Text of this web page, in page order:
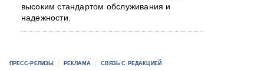
высоким стандартом обслуживания и
надежности.
ПРЕСС-РЕЛИЗЫ РЕКЛАМА СВЯЗЬ С РЕДАКЦИЕЙ